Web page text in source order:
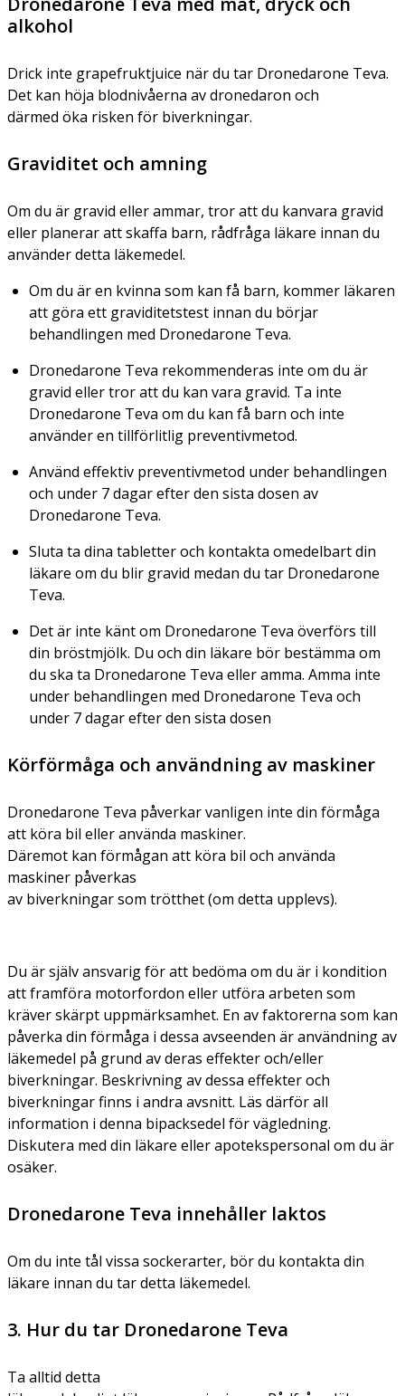
alkohol
Drick inte grapefruktjuice när du tar Dronedarone Teva.
Det kan höja blodnivåerna av dronedaron och
därmed öka risken för biverkningar.
Graviditet och amning
Om du är gravid eller ammar, tror att du kanvara gravid
eller planerar att skaffa barn, rådfråga läkare innan du
använder detta läkemedel.
Om du är en kvinna som kan få barn, kommer läkaren
att göra ett graviditetstest innan du börjar
behandlingen med Dronedarone Teva.
Dronedarone Teva rekommenderas inte om du är
gravid eller tror att du kan vara gravid. Ta inte
Dronedarone Teva om du kan få barn och inte
använder en tillförlitlig preventivmetod.
Använd effektiv preventivmetod under behandlingen
och under 7 dagar efter den sista dosen av
Dronedarone Teva.
Sluta ta dina tabletter och kontakta omedelbart din
läkare om du blir gravid medan du tar Dronedarone
Teva.
Det är inte känt om Dronedarone Teva överförs till
din bröstmjölk. Du och din läkare bör bestämma om
du ska ta Dronedarone Teva eller amma. Amma inte
under behandlingen med Dronedarone Teva och
under 7 dagar efter den sista dosen
Körförmåga och användning av maskiner
Dronedarone Teva påverkar vanligen inte din förmåga
att köra bil eller använda maskiner.
Däremot kan förmågan att köra bil och använda
maskiner påverkas
av biverkningar som trötthet (om detta upplevs).
Du är själv ansvarig för att bedöma om du är i kondition
att framföra motorfordon eller utföra arbeten som
kräver skärpt uppmärksamhet. En av faktorerna som kan
påverka din förmåga i dessa avseenden är användning av
läkemedel på grund av deras effekter och/eller
biverkningar. Beskrivning av dessa effekter och
biverkningar finns i andra avsnitt. Läs därför all
information i denna bipacksedel för vägledning.
Diskutera med din läkare eller apotekspersonal om du är
osäker.
Dronedarone Teva innehåller laktos
Om du inte tål vissa sockerarter, bör du kontakta din
läkare innan du tar detta läkemedel.
3. Hur du tar Dronedarone Teva
Ta alltid detta